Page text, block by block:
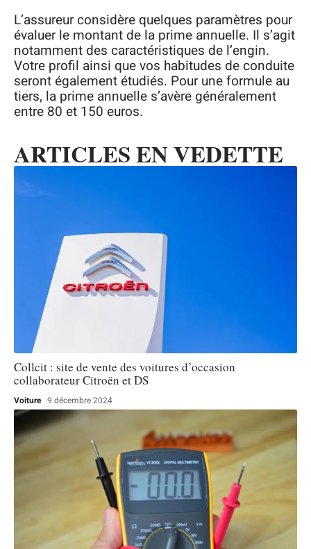
L’assureur considère quelques paramètres pour
évaluer le montant de la prime annuelle. Il s’agit
notamment des caractéristiques de l’engin.
Votre profil ainsi que vos habitudes de conduite
seront également étudiés. Pour une formule au
tiers, la prime annuelle s’avère généralement
entre 80 et 150 euros.
ARTICLES EN VEDETTE
Collcit : site de vente des voitures d’occasion
collaborateur Citroën et DS
Voiture 9 décembre 2024